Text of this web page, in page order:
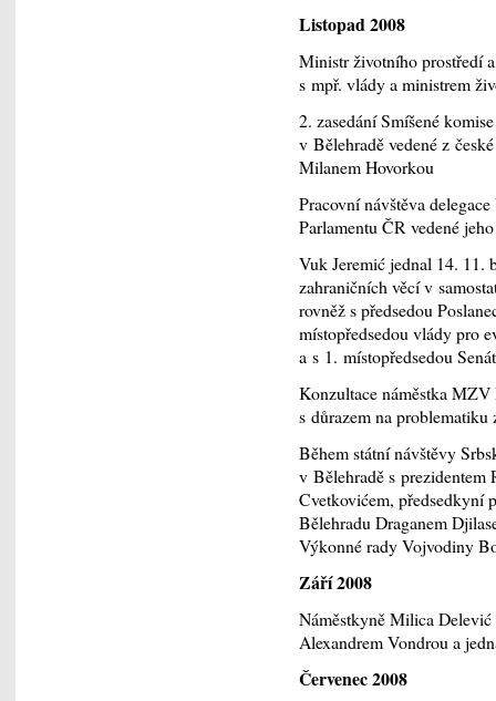
Listopad 2008
Ministr životního prostředí
s mpř. vlády a ministrem
2. zasedání Smíšené
v Bělehradě vedené z
Milanem Hovorkou
Pracovní návštěva
Parlamentu ČR vedené
Vuk Jeremić jednal 14. 11.
zahraničních věcí v
rovněž s předsedou
místopředsedou vlády pro
a s 1. místopředsedou
Konzultace náměstka
s důrazem na
Během státní návštěvy
v Bělehradě s
Cvetkovićem, předsedkyní
Bělehradu Draganem
Výkonné rady Vojvodiny
Září 2008
Náměstkyně Milica
Alexandrem Vondrou a
Červenec 2008